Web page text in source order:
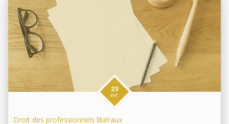
23
avr.
Droit des professionnels libéraux